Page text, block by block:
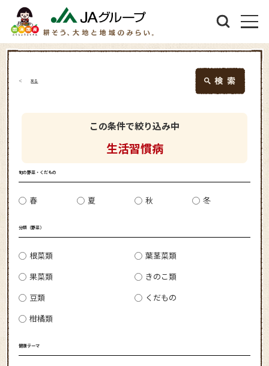
戻る
この条件で絞り込み中
生活習慣病
旬の野菜・くだもの
春 夏 秋 冬
分類（野菜）
根菜類
葉茎菜類
果菜類
きのこ類
豆類
くだもの
柑橘類
健康テーマ